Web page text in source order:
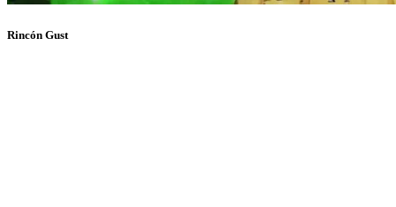
Rincón Gust